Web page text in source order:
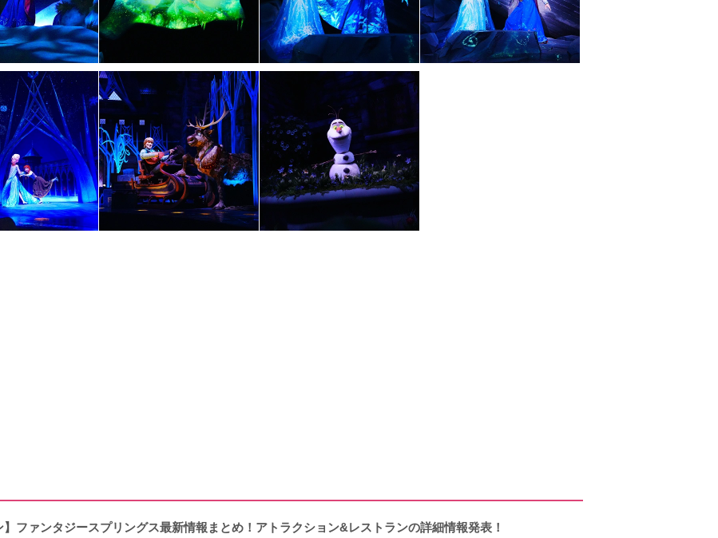
】ファンタジースプリングス最新情報まとめ！アトラクション&レストランの詳細情報発表！